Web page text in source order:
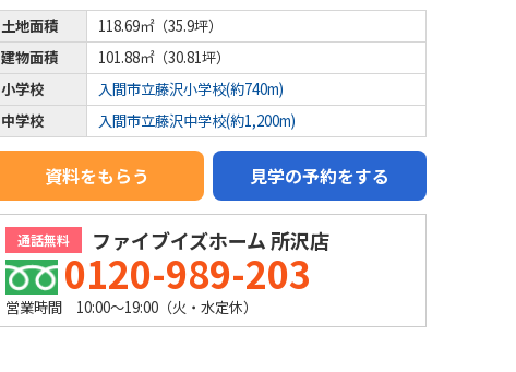
土地面積
118.69㎡（35.9坪）
建物面積
101.88㎡（30.81坪）
小学校
入間市立藤沢小学校(約740m)
中学校
入間市立藤沢中学校(約1,200m)
資料をもらう 見学の予約をする
通話無料 ファイブイズホーム 所沢店
0120-989-203
営業時間 10:00～19:00（火・水定休）